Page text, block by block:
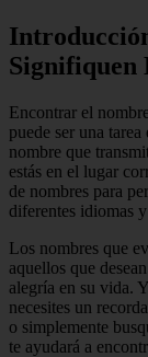
Signifiquen
Encontrar el
puede ser una
nombre que
estás en el lugar
de nombres para
diferentes idiomas
Los nombres que
aquellos que
alegría en su vida.
necesites un
o simplemente
te ayudará a